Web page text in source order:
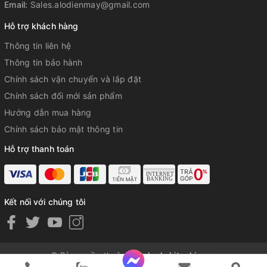
Cung cấp khí lạnh cho ngăn đá và ngăn lạnh một cách
riêng biệt. Đây là điểm khác biệt mà các tủ lạnh thông
thế, bằng cách sử dụng hai quạt, hệ thống có thể tuần
mạnh mẽ của máy nén Inverter.
Email: Sales.alodienmay@gmail.com
Hỗ trợ khách hàng
Thông tin liên hệ
Thông tin bảo hành
Chính sách vận chuyển và lắp đặt
Chính sách đổi mới sản phẩm
Hướng dẫn mua hàng
Chính sách bảo mật thông tin
Hỗ trợ thanh toán
Kết nối với chúng tôi
© Bản quyền thuộc vềtulanh-hitachi.com